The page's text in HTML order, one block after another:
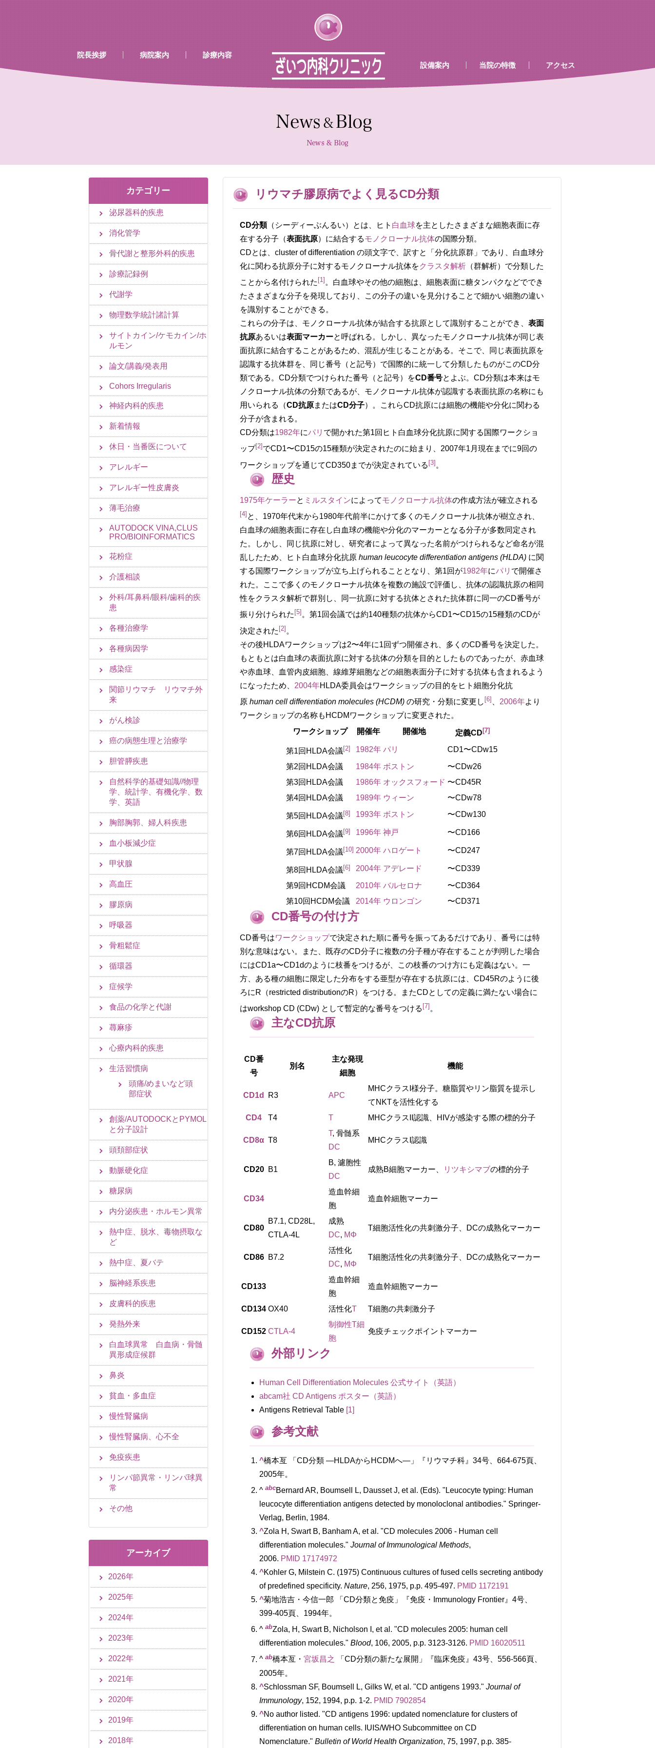
院長挨拶
病院案内
診療時間
当院で行える検診
当院で取り扱いのあるワクチン
診療内容
設備案内
待合
診察室、処置室
採血機器
エコー
レントゲン室心電図
当院の特徴
検査及び病名一覧
アクセス
…既存のコード……既存のコード…
リウマチ膠原病でよく見るCD分類
CD分類（シーディーぶんるい）とは、ヒト 白血球を主としたさまざまな細胞表面に存
在する分子（表面抗原）に結合するモノクローナル抗体の国際分類。
CDとは、cluster of differentiation の頭文字で、訳すと「分化抗原群」であり、白血球分
化に関わる抗原分子に対するモノクローナル抗体をクラスタ解析 （群解析）で分類した
ことから名付けられた [1] 。白血球やその他の細胞は、細胞表面に糖タンパクなどででき
たさまざまな分子を発現しており、この分子の違いを見分けることで細かい細胞の違い
を識別することができる。
これらの分子は、モノクローナル抗体が結合する抗原として識別することができ、表面
抗原あるいは表面マーカーと呼ばれる。しかし、異なったモノクローナル抗体が同じ表
面抗原に結合することがあるため、混乱が生じることがある。そこで、同じ表面抗原を
認識する抗体群を、同じ番号（と記号）で国際的に統一して分類したものがこのCD分
類である。CD分類でつけられた番号（と記号）をCD番号とよぶ。CD分類は本来はモ
ノクローナル抗体の分類であるが、モノクローナル抗体が認識する表面抗原の名称にも
用いられる（CD抗原またはCD分子）。これらCD抗原には細胞の機能や分化に関わる
分子が含まれる。
CD分類は1982年にパリ で開かれた第1回ヒト白血球分化抗原に関する国際ワークショ
ップ[2] でCD1〜CD15の15種類が決定されたのに始まり、2007年1月現在までに9回の
ワークショップを通じてCD350までが決定されている [3] 。
歴史
1975年ケーラーと ミルスタインによってモノクローナル抗体の作成方法が確立される
[4] と、1970年代末から1980年代前半にかけて多くのモノクローナル抗体が樹立され、
白血球の細胞表面に存在し白血球の機能や分化のマーカーとなる分子が多数同定され
た。しかし、同じ抗原に対し、研究者によって異なった名前がつけられるなど命名が混
乱したため、ヒト白血球分化抗原human leucocyte differentiation antigens (HLDA) に関
する国際ワークショップが立ち上げられることとなり、第1回が1982年にパリ で開催さ
れた。ここで多くのモノクローナル抗体を複数の施設で評価し、抗体の認識抗原の相同
性をクラスタ解析で群別し、同一抗原に対する抗体とされた抗体群に同一のCD番号が
振り分けられた [5] 。第1回会議では約140種類の抗体からCD1〜CD15の15種類のCDが
決定された [2] 。
その後HLDAワークショップは2〜4年に1回ずつ開催され、多くのCD番号を決定した。
もともとは白血球の表面抗原に対する抗体の分類を目的としたものであったが、赤血球
や赤血球、血管内皮細胞、線維芽細胞などの細胞表面分子に対する抗体も含まれるよう
になったため、 2004年HLDA委員会はワークショップの目的をヒト細胞分化抗
原human cell differentiation molecules (HCDM) の研究・分類に変更し [6] 2006年より
ワークショップの名称もHCDMワークショップに変更された。
ワークショップ
開催年 開催地 定義CD[7]
第1回HLDA会議[2] 1982年 パリ CD1〜CDw15
第2回HLDA会議 1984年 ボストン
〜CDw26
第3回HLDA会議
1986年 オックスフォード 〜CD45R
第4回HLDA会議
1989年 ウィーン 〜CDw78
第5回HLDA会議[8] 1993年 ボストン 〜CDw130
第6回HLDA会議[9] 1996年 神戸 〜CD166
第7回HLDA会議[10] 2000年 ハロゲート 〜CD247
第8回HLDA会議[6] 2004年 アデレード 〜CD339
第9回HCDM会議 2010年 バルセロナ
〜CD364
第10回HCDM会議
2014年 ウロンゴン 〜CD371
CD番号の付け方
CD番号はワークショップで決定された順に番号を振ってあるだけであり、番号には特
別な意味はない。また、既存のCD分子に複数の分子種が存在することが判明した場合
にはCD1a〜CD1dのように枝番をつけるが、この枝番のつけ方にも定義はない。一
方、ある種の細胞に限定した分布をする亜型が存在する抗原には、CD45Rのように後
ろにR（restricted distributionのR）をつける。またCDとしての定義に満たない場合に
はworkshop CD (CDw) として暫定的な番号をつける [7] 。
主なCD抗原
CD番
号
別名
主な発現
細胞
機能
CD1d R3 APC
MHCクラスI様分子。糖脂質やリン脂質を提示し
てNKTを活性化する
CD4
T4 T MHCクラスII認識、HIVが感染する際の標的分子
CD8α T8
T, 骨髄系
DC
MHCクラスI認識
CD20 B1
B, 濾胞性
DC
成熟B細胞マーカー、 リツキシマブの標的分子
CD34
造血幹細
胞
造血幹細胞マーカー
CD80
B7.1, CD28L,
CTLA-4L
成熟
DC, MΦ
T細胞活性化の共刺激分子、DCの成熟化マーカー
CD86 B7.2
活性化
DC, MΦ
T細胞活性化の共刺激分子、DCの成熟化マーカー
CD133
造血幹細
胞
造血幹細胞マーカー
CD134 OX40 活性化T T細胞の共刺激分子
CD152 CTLA-4
制御性T細
胞
免疫チェックポイントマーカー
外部リンク
Human Cell Differentiation Molecules 公式サイト（英語）
abcam社 CD Antigens ポスター（英語）
Antigens Retrieval Table [1]
参考文献
^橋本亙 「CD分類 —HLDAからHCDMへ—」『リウマチ科』34号、664-675頁、
2005年。
^abcBernard AR, Boumsell L, Dausset J, et al. (Eds). "Leucocyte typing: Human
leucocyte differentiation antigens detected by monoloclonal antibodies." Springer-
Verlag, Berlin, 1984.
^Zola H, Swart B, Banham A, et al. "CD molecules 2006 - Human cell
differentiation molecules."Journal of Immunological Methods,
2006. PMID 17174972
^Kohler G, Milstein C. (1975) Continuous cultures of fused cells secreting antibody
of predefined specificity.Nature, 256, 1975, p.p. 495-497. PMID 1172191
^菊地浩吉・今信一郎 「CD分類と免疫」『免疫・Immunology Frontier』4号、
399-405頁、1994年。
^abZola, H, Swart B, Nicholson I, et al. "CD molecules 2005: human cell
differentiation molecules."Blood, 106, 2005, p.p. 3123-3126. PMID 16020511
^ab橋本亙・宮坂昌之
「CD分類の新たな展開」『臨床免疫』43号、556-566頁、
2005年。
^Schlossman SF, Boumsell L, Gilks W, et al. "CD antigens 1993."Journal of
Immunology, 152, 1994, p.p. 1-2. PMID 7902854
^No author listed. "CD antigens 1996: updated nomenclature for clusters of
differentiation on human cells. IUIS/WHO Subcommittee on CD
Nomenclature."Bulletin of World Health Organization, 75, 1997, p.p. 385-
カテゴリー
泌尿器科的疾患
消化管学
骨代謝と整形外科的疾患
診療記録例
代謝学
物理数学統計諸計算
サイトカイン/ケモカイン/ホ
ルモン
論文/講義/発表用
Cohors Irregularis
神経内科的疾患
新着情報
休日・当番医について
アレルギー
アレルギー性皮膚炎
薄毛治療
AUTODOCK VINA,CLUS
PRO/BIOINFORMATICS
花粉症
介護相談
外科/耳鼻科/眼科/歯科的疾
患
各種治療学
各種病因学
感染症
関節リウマチ リウマチ外
来
がん検診
癌の病態生理と治療学
胆管膵疾患
自然科学的基礎知識//物理
学、統計学、有機化学、数
学、英語
胸部胸郭、婦人科疾患
血小板減少症
甲状腺
高血圧
膠原病
呼吸器
骨粗鬆症
循環器
症候学
食品の化学と代謝
蕁麻疹
心療内科的疾患
生活習慣病
頭痛/めまいなど頭
部症状
創薬/AUTODOCKとPYMOL
と分子設計
頭頚部症状
動脈硬化症
糖尿病
内分泌疾患・ホルモン異常
熱中症、脱水、毒物摂取な
ど
熱中症、夏バテ
脳神経系疾患
皮膚科的疾患
発熱外来
白血球異常 白血病・骨髄
異形成症候群
鼻炎
貧血・多血症
慢性腎臓病
慢性腎臓病、心不全
免疫疾患
リンパ節異常・リンパ球異
常
その他
アーカイブ
2026年
2025年
2024年
2023年
2022年
2021年
2020年
2019年
2018年